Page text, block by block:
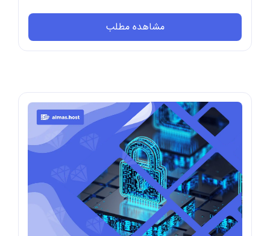
در سال ۱۴۰۴ بگیرند. یک هاست فروشگاهی حرفه‌ای ...
مشاهده مطلب